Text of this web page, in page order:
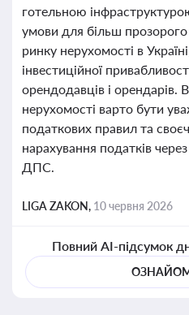
готельною
умови для більш прозорого
ринку нерухомості в
інвестиційної
орендодавців і орендарів.
нерухомості варто бути
податкових правил та
нарахування податків
ДПС.
LIGA ZAKON, 10 червня 2026
Повний AI-підсумок